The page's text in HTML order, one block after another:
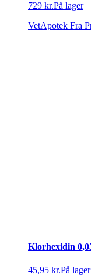
729 kr.På lager
VetApotek Fra
Klorhexidin
45,95 kr.På lager